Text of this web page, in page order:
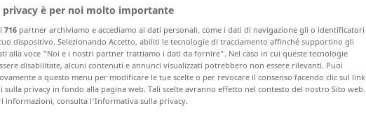
"Karmeliterorden"
privacy è per noi molto importante
716 partner archiviamo e accediamo ai dati personali, come i dati di navigazione gli o identificatori
dispositivo. Selezionando Accetto, abiliti le tecnologie di tracciamento affinché supportino gli
alla voce "Noi e i nostri partner trattiamo i dati da fornire". Nel caso in cui queste tecnologie
disabilitate, alcuni contenuti e annunci visualizzati potrebbero non essere rilevanti. Puoi
a questo menu per modificare le tue scelte o per revocare il consenso facendo clic sul link
sulla privacy in fondo alla pagina web. Tali scelte avranno effetto nel contesto del nostro Sito web.
informazioni, consulta l'Informativa sulla privacy.